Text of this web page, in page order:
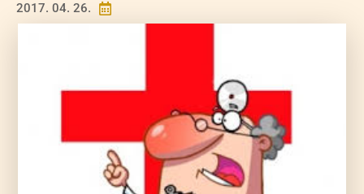

2017. 04. 26.